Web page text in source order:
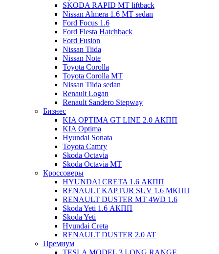
SKODA RAPID MT liftback
Nissan Almera 1.6 МТ sedan
Ford Focus 1.6
Ford Fiesta Hatchback
Ford Fusion
Nissan Tiida
Nissan Note
Toyota Corolla
Toyota Corolla MT
Nissan Tiida sedan
Renault Logan
Renault Sandero Stepway
Бизнес
KIA OPTIMA GT LINE 2.0 АКПП
KIA Optima
Hyundai Sonata
Toyota Camry
Skoda Octavia
Skoda Octavia МТ
Кроссоверы
HYUNDAI CRETA 1.6 АКПП
RENAULT KAPTUR SUV 1.6 МКПП
RENAULT DUSTER MT 4WD 1.6
Skoda Yeti 1.6 АКПП
Skoda Yeti
Hyundai Creta
RENAULT DUSTER 2.0 AT
Премиум
TESLA MODEL 3 LONG RANGE